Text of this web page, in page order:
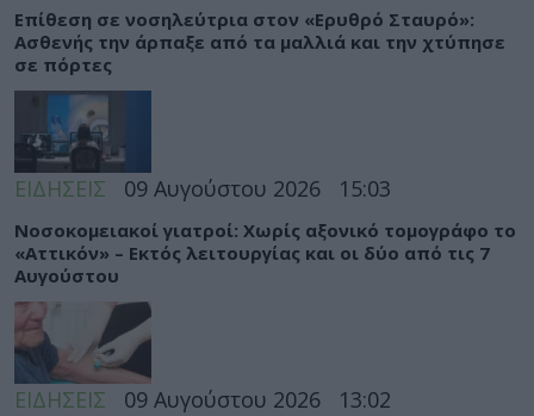
Eπίθεση σε νοσηλεύτρια στον «Ερυθρό Σταυρό»:
Ασθενής την άρπαξε από τα μαλλιά και την χτύπησε
σε πόρτες
ΕΙΔΗΣΕΙΣ 09 Αυγούστου 2026 15:03
Νοσοκομειακοί γιατροί: Χωρίς αξονικό τομογράφο το
«Αττικόν» – Εκτός λειτουργίας και οι δύο από τις 7
Αυγούστου
ΕΙΔΗΣΕΙΣ 09 Αυγούστου 2026 13:02